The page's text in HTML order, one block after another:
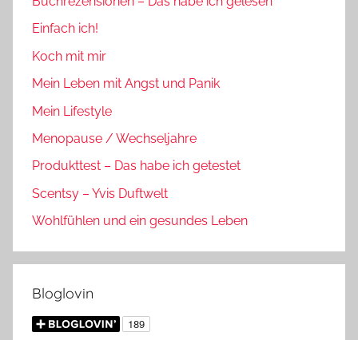
Einfach ich!
Koch mit mir
Mein Leben mit Angst und Panik
Mein Lifestyle
Menopause / Wechseljahre
Produkttest – Das habe ich getestet
Scentsy – Yvis Duftwelt
Wohlfühlen und ein gesundes Leben
Bloglovin